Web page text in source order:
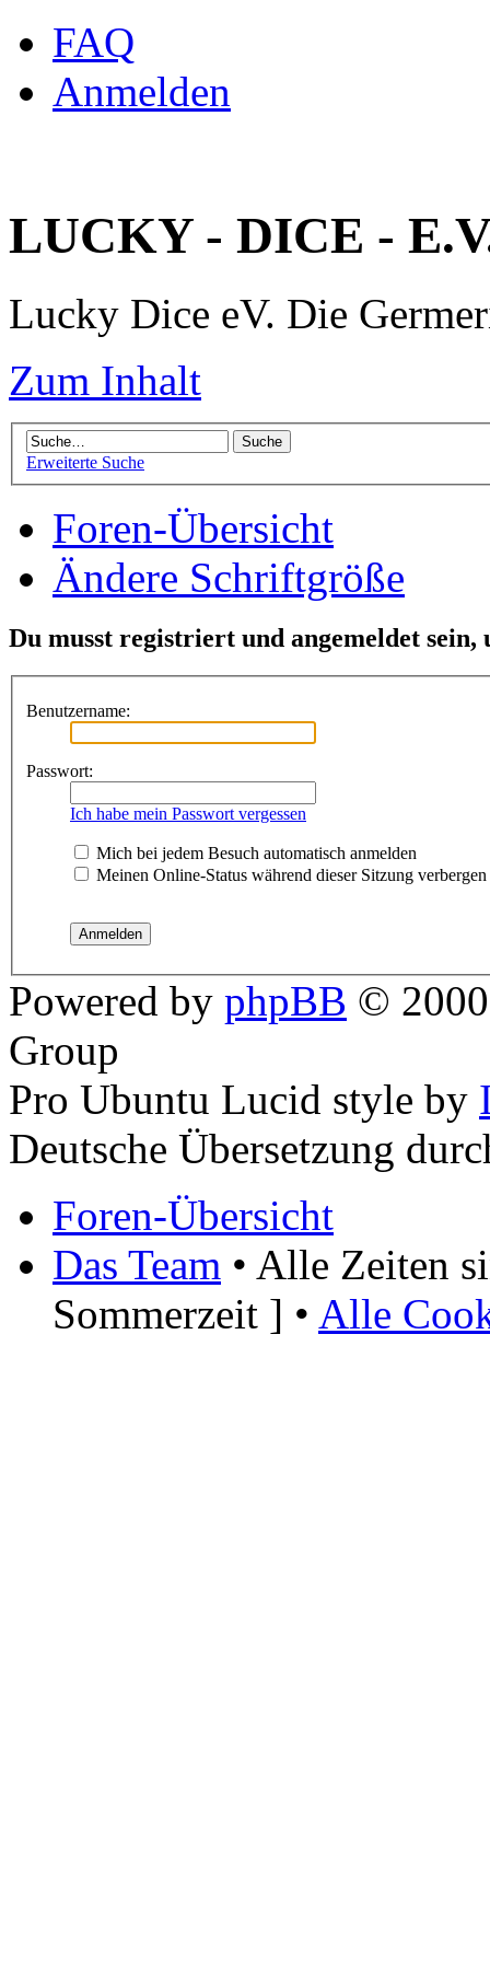
FAQ
Anmelden
LUCKY - DICE -
Lucky Dice eV. Die
Zum Inhalt
Erweiterte Suche
Foren-Übersicht
Ändere Schriftgröße
Du musst registriert und angemeldet
Benutzername:
Passwort:
Ich habe mein Passwort vergessen
Mich bei jedem Besuch automatisch anmelden
Meinen Online-Status während dieser Sitzung verbergen
Powered by phpBB ©
Group
Pro Ubuntu Lucid style by
Deutsche Übersetzung
Foren-Übersicht
Das Team • Alle Zeiten
Sommerzeit ] • Alle